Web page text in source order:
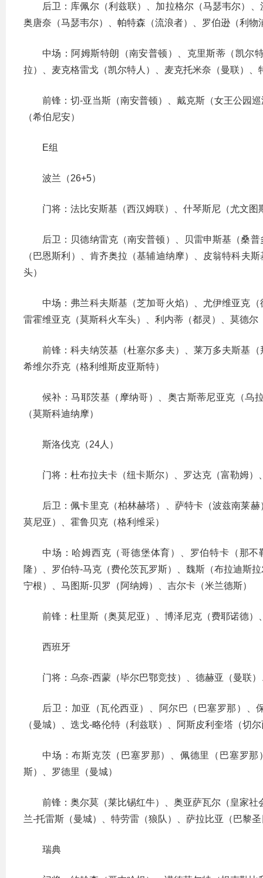
后卫：库佩尔（利兹联）、加拉格尔（马瑟韦尔）
奥唐奈（马瑟韦尔）、帕特森（流浪者）、罗伯逊（利
中场：阿姆斯特朗（南安普顿）、克里斯蒂（凯尔
拉）、麦克格雷戈（凯尔特人）、麦克托米奈（曼联）、
前锋：切-亚当斯（南安普顿）、戴克斯（女王公园
（希伯尼安）
E组
波兰（26+5）
门将：法比安斯基（西汉姆联）、什琴斯尼（尤文
后卫：贝德纳雷克（南安普顿）、贝雷申斯基（桑
（巴恩斯利）、肯齐奥拉（基辅迪纳摩）、皮翁特科夫
头）
中场：弗兰科夫斯基（芝加哥火焰）、尤伊维亚克
雷霍维亚克（莫斯科火车头）、利内蒂（都灵）、莫德
前锋：科夫纳茨基（杜塞尔多夫）、莱万多夫斯基
希维尔乔克（格利维斯皮亚斯特）
候补：马耶茨基（摩纳哥）、奥古斯蒂尼亚克（乌
（莫斯科迪纳摩）
斯洛伐克（24人）
门将：杜布拉夫卡（纽卡斯尔）、罗达克（富勒姆）
后卫：佩卡里克（柏林赫塔）、萨特卡（波兹南莱
莫尼亚）、霍鲁贝克（格利维采）
中场：哈姆西克（哥德堡体育）、罗伯特卡（那
隆）、罗伯特-马克（费伦茨瓦罗斯）、魏斯（布拉迪斯
宁根）、马图斯-贝罗（阿纳姆）、吉尔卡（米兰德斯）
前锋：杜里斯（奥莫尼亚）、博泽尼克（费耶诺德）
西班牙
门将：乌奈-西蒙（毕尔巴鄂竞技）、德赫亚（曼联
后卫：加亚（瓦伦西亚）、阿尔巴（巴塞罗那）
（曼城）、迭戈-略伦特（利兹联）、阿斯皮利奎塔（切
中场：布斯克茨（巴塞罗那）、佩德里（巴塞罗
斯）、罗德里（曼城）
前锋：奥尔莫（莱比锡红牛）、奥亚萨瓦尔（皇家
兰-托雷斯（曼城）、特劳雷（狼队）、萨拉比亚（巴黎
瑞典